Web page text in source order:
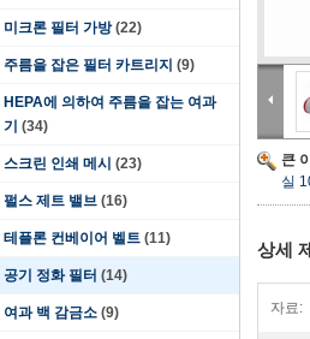
미크론 필터 가방 (22)
주름을 잡은 필터 카트리지 (9)
HEPA에 의하여 주름을 잡는 여과
기 (34)
스크린 인쇄 메시 (23)
펄스 제트 밸브 (16)
테플론 컨베이어 벨트 (11)
공기 정화 필터 (14)
여과 백 감금소 (9)
큰
실
상세
자료: